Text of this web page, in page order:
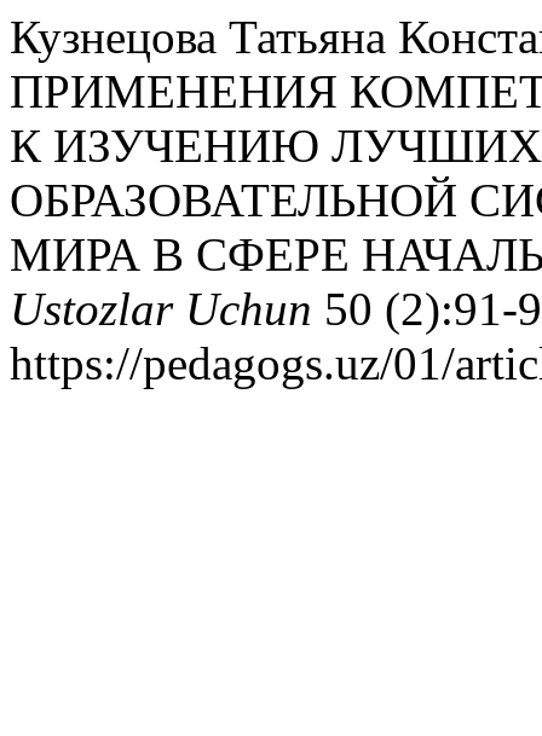
Кузнецова Татьяна
ПРИМЕНЕНИЯ
К ИЗУЧЕНИЮ ЛУЧШИХ
ОБРАЗОВАТЕЛЬНОЙ
МИРА В СФЕРЕ
Ustozlar Uchun 50 (2):91-
https://pedagogs.uz/01/